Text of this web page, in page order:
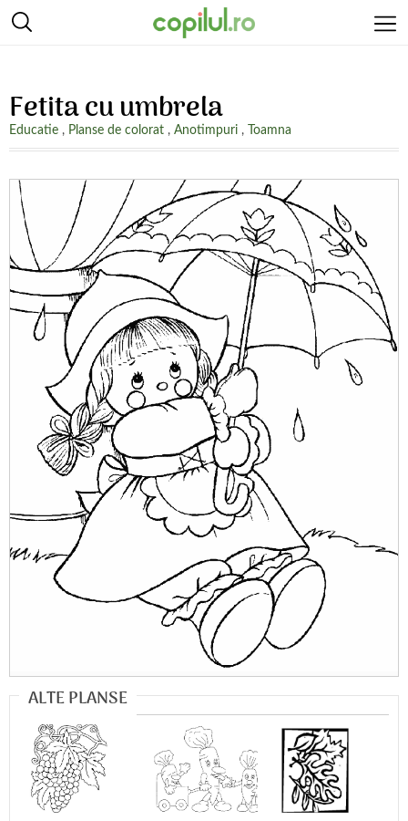
Fetita cu umbrela
Educatie , Planse de colorat , Anotimpuri , Toamna
ALTE PLANSE